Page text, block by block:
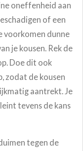
oneffenheid aan
of een
voorkomen dunne
je kousen. Rek de
Doe dit ook
zodat de kousen
aantrekt. Je
tevens de kans
tegen de